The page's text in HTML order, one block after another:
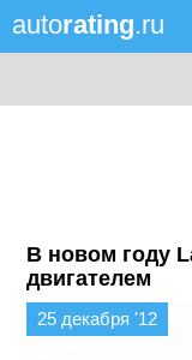
autorating.ru
В новом году
двигателем
25 декабря '12